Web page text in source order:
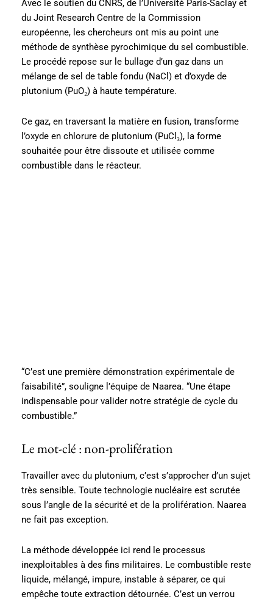
Avec le soutien du CNRS, de l’Université Paris-Saclay et
du Joint Research Centre de la Commission
européenne, les chercheurs ont mis au point une
méthode de synthèse pyrochimique du sel combustible.
Le procédé repose sur le bullage d’un gaz dans un
mélange de sel de table fondu (NaCl) et d’oxyde de
plutonium (PuO₂) à haute température.
Ce gaz, en traversant la matière en fusion, transforme
l’oxyde en chlorure de plutonium (PuCl₃), la forme
souhaitée pour être dissoute et utilisée comme
combustible dans le réacteur.
“C’est une première démonstration expérimentale de
faisabilité”, souligne l’équipe de Naarea. “Une étape
indispensable pour valider notre stratégie de cycle du
combustible.”
Le mot-clé : non-prolifération
Travailler avec du plutonium, c’est s’approcher d’un sujet
très sensible. Toute technologie nucléaire est scrutée
sous l’angle de la sécurité et de la prolifération. Naarea
ne fait pas exception.
La méthode développée ici rend le processus
inexploitables à des fins militaires. Le combustible reste
liquide, mélangé, impure, instable à séparer, ce qui
empêche toute extraction détournée. C’est un verrou